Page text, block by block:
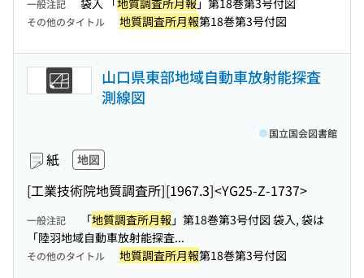
一般注記 袋入 「地質調査所月報 」第18巻第3号付図
その他のタイトル 地質調査所月報第18巻第3号付図
山口県東部地域自動車放射能探査
測線図
紙 地図
[工業技術院地質調査所][1967.3]<YG25-Z-1737>
国立国会図書館
一般注記 「地質調査所月報 」第18巻第3号付図 袋入, 袋は
「陸羽地域自動車放射能探査...
その他のタイトル 地質調査所月報第18巻第3号付図